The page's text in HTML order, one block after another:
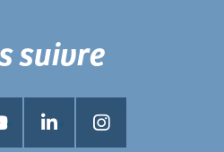
suivre